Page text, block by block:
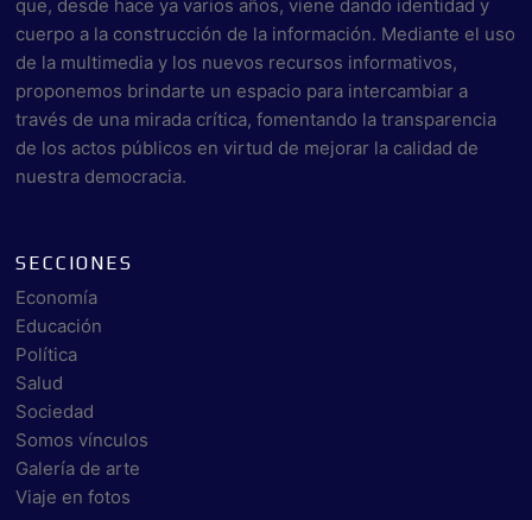
que, desde hace ya varios años, viene dando identidad y
cuerpo a la construcción de la información. Mediante el uso
de la multimedia y los nuevos recursos informativos,
proponemos brindarte un espacio para intercambiar a
través de una mirada crítica, fomentando la transparencia
de los actos públicos en virtud de mejorar la calidad de
nuestra democracia.
SECCIONES
Economía
Educación
Política
Salud
Sociedad
Somos vínculos
Galería de arte
Viaje en fotos